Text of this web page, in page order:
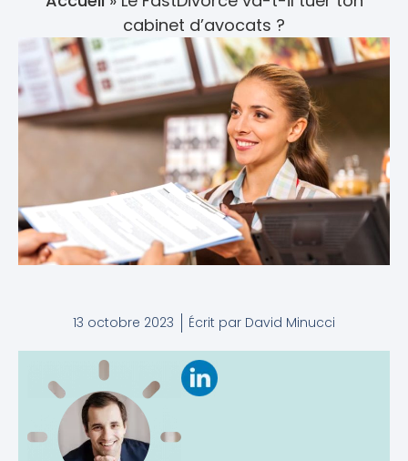
cabinet d’avocats ?
13 octobre 2023 Écrit par David Minucci